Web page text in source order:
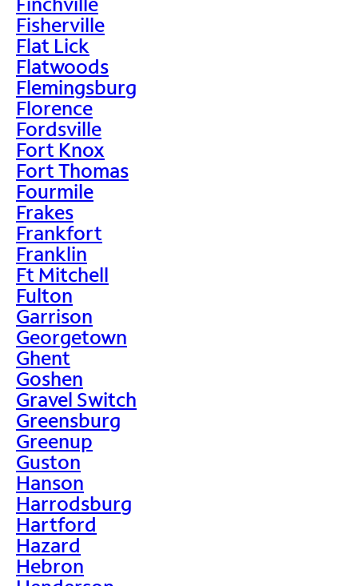
Fisherville
Flat Lick
Flatwoods
Flemingsburg
Florence
Fordsville
Fort Knox
Fort Thomas
Fourmile
Frakes
Frankfort
Franklin
Ft Mitchell
Fulton
Garrison
Georgetown
Ghent
Goshen
Gravel Switch
Greensburg
Greenup
Guston
Hanson
Harrodsburg
Hartford
Hazard
Hebron